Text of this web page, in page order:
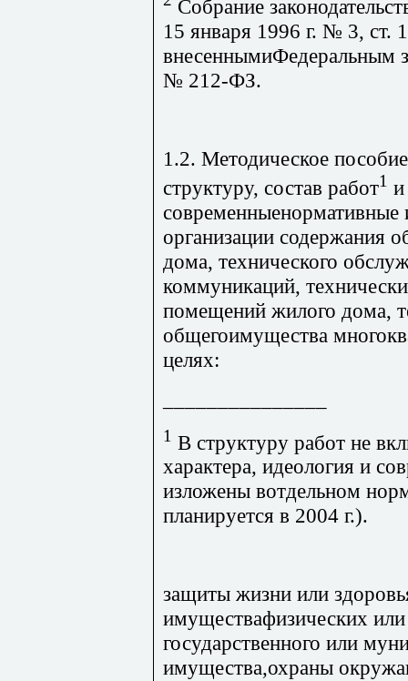
Собрание
15 января 1996 г. № 3, ст.
внесеннымиФедеральным
№ 212-ФЗ.
1.2. Методическое
структуру, состав работ1 и
современныенормативные
организации содержания
дома, технического
коммуникаций,
помещений жилого дома,
общегоимущества
целях:
1 В структуру работ не
характера, идеология и
изложены вотдельном
планируется в 2004 г.).
защиты жизни или
имуществафизических
государственного или
имущества,охраны